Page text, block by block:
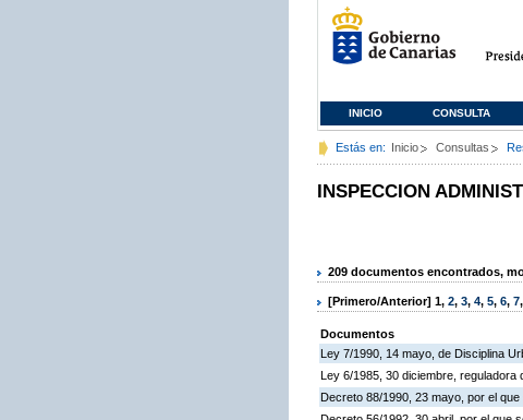
INICIO CONSULTA
Estás en: Inicio Consultas
INSPECCION
209 documentos encontrados,
[Primero/Anterior] 1, 2, 3, 4, 5, 6, 7,
Documentos
Ley 7/1990, 14 mayo, de Disciplina
Ley 6/1985, 30 diciembre,
Decreto 88/1990, 23 mayo, por el